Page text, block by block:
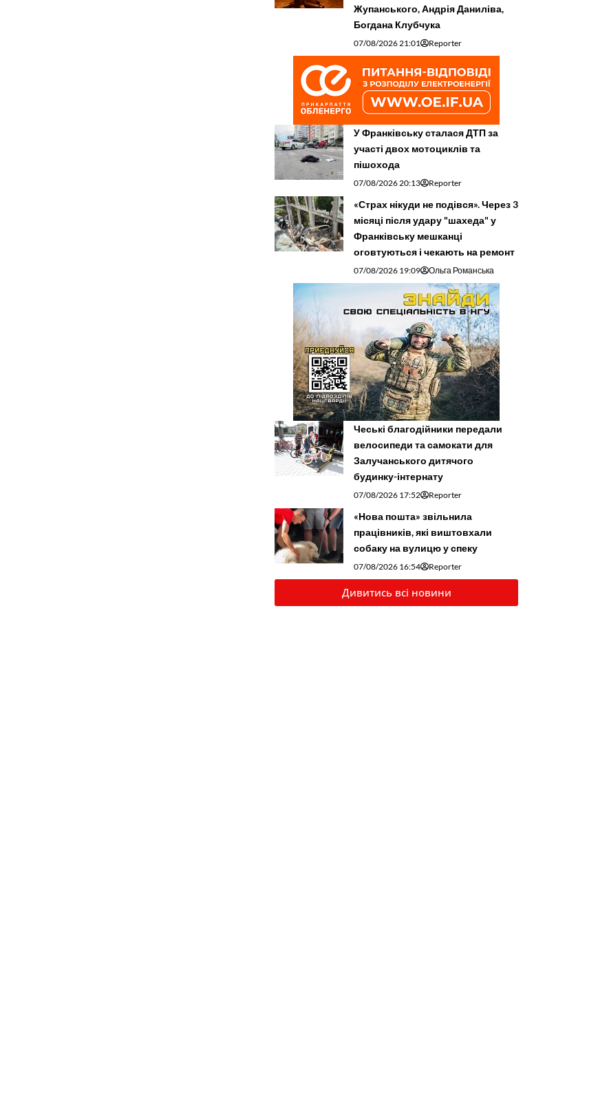
Жупанського, Андрія Даниліва,
Богдана Клубчука
07/08/2026 21:01 Reporter
У Франківську сталася ДТП за
участі двох мотоциклів та
пішохода
07/08/2026 20:13 Reporter
«Страх нікуди не подівся». Через 3
місяці після удару "шахеда" у
Франківську мешканці
оговтуються і чекають на ремонт
07/08/2026 19:09 Ольга Романська
Чеські благодійники передали
велосипеди та самокати для
Залучанського дитячого
будинку-інтернату
07/08/2026 17:52 Reporter
«Нова пошта» звільнила
працівників, які виштовхали
собаку на вулицю у спеку
07/08/2026 16:54 Reporter
Дивитись всі новини